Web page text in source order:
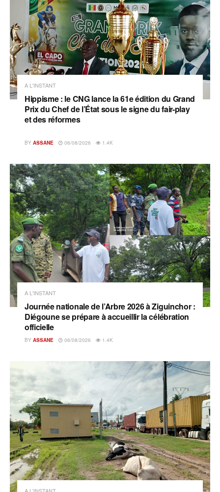
A L'INSTANT
Hippisme : le CNG lance la 61e édition du Grand
Prix du Chef de l’État sous le signe du fair-play
et des réformes
BY ASSANE 06/08/2026 1.4K
A L'INSTANT
Journée nationale de l’Arbre 2026 à Ziguinchor :
Diégoune se prépare à accueillir la célébration
officielle
BY ASSANE 06/08/2026 1.4K